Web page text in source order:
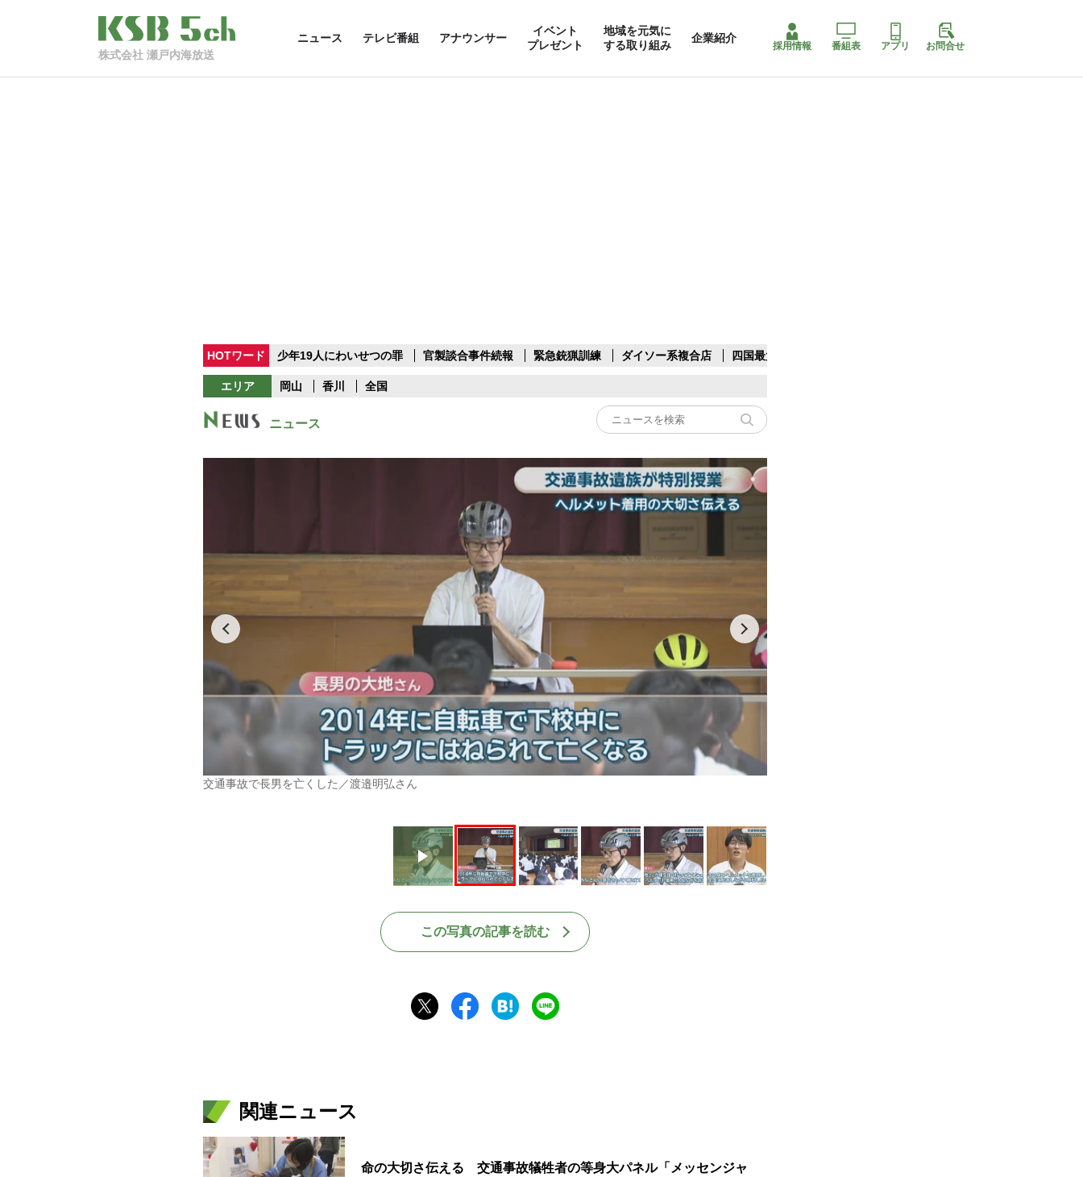
株式会社 瀬戸内海放送
ニュース テレビ番組 アナウンサー
イベント
プレゼント
地域を元気に
する取り組み
企業紹介
採用情報 番組表 アプリ お問合せ
HOTワード 少年19人にわいせつの罪 官製談合事件続報 緊急銃猟訓練 ダイソー系複合店 四国最大スリコ
エリア 岡山 香川 全国
ニュース
Play
交通事故で長男を亡くした／渡邉明弘さん
この写真の記事を読む
関連ニュース
命の大切さ伝える 交通事故犠牲者の等身大パネル「メッセンジャ